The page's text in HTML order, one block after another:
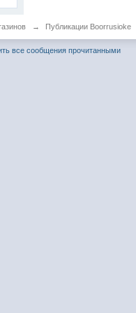
→ Публикации Boorrusioke
все сообщения прочитанными